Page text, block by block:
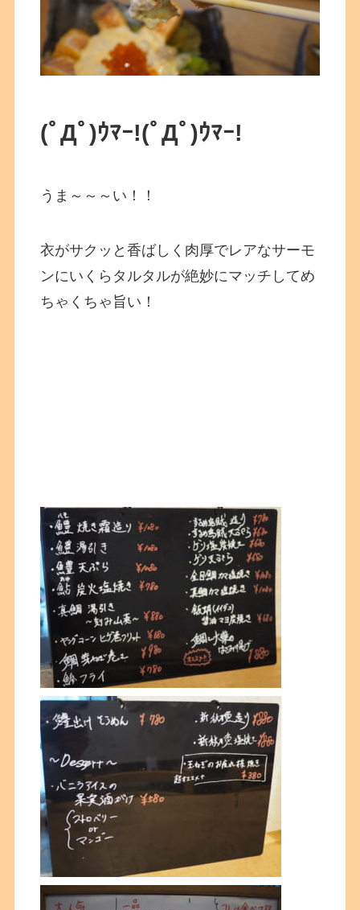
(ﾟДﾟ)ｳﾏｰ!(ﾟДﾟ)ｳﾏｰ!
うま～～～い！！
衣がサクッと香ばしく肉厚でレアなサーモ
ンにいくらタルタルが絶妙にマッチしてめ
ちゃくちゃ旨い！